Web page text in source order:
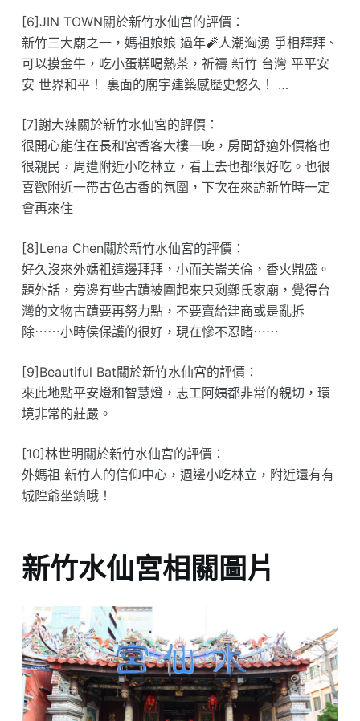
[6]JIN TOWN關於新竹水仙宮的評價：
新竹三大廟之一，媽祖娘娘 過年🧨人潮洶湧 爭相拜拜、
可以摸金牛，吃小蛋糕喝熱茶，祈禱 新竹 台灣 平平安
安 世界和平！ 裏面的廟宇建築感歷史悠久！ …
[7]謝大辣關於新竹水仙宮的評價：
很開心能住在長和宮香客大樓一晚，房間舒適外價格也
很親民，周遭附近小吃林立，看上去也都很好吃。也很
喜歡附近一帶古色古香的氛圍，下次在來訪新竹時一定
會再來住
[8]Lena Chen關於新竹水仙宮的評價：
好久沒來外媽祖這邊拜拜，小而美崙美倫，香火鼎盛。
題外話，旁邊有些古蹟被圍起來只剩鄭氏家廟，覺得台
灣的文物古蹟要再努力點，不要賣給建商或是亂拆
除⋯⋯小時侯保護的很好，現在慘不忍睹⋯⋯
[9]Beautiful Bat關於新竹水仙宮的評價：
來此地點平安燈和智慧燈，志工阿姨都非常的親切，環
境非常的莊嚴。
[10]林世明關於新竹水仙宮的評價：
外媽祖 新竹人的信仰中心，週邊小吃林立，附近還有有
城隍爺坐鎮哦！
新竹水仙宮相關圖片